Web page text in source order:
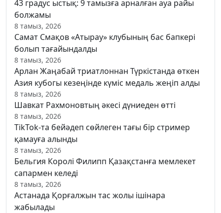
43 градус ыстық: 9 тамызға арналған ауа райы
болжамы
8 тамыз, 2026
Самат Смақов «Атырау» клубының бас бапкері
болып тағайындалды
8 тамыз, 2026
Арлан Жаңабай триатлоннан Түркістанда өткен
Азия кубогы кезеңінде күміс медаль жеңіп алды
8 тамыз, 2026
Шавкат Рахмоновтың әкесі дүниеден өтті
8 тамыз, 2026
TikTok-та бейәдеп сөйлеген тағы бір стример
қамауға алынды
8 тамыз, 2026
Бельгия Королі Филипп Қазақстанға мемлекет
сапармен келеді
8 тамыз, 2026
Астанада Қорғалжын тас жолы ішінара
жабылады